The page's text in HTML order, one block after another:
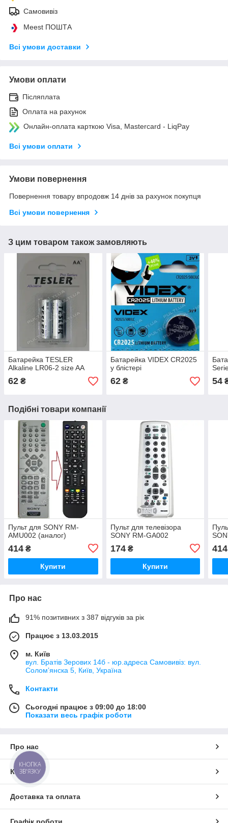
Самовивіз
Meest ПОШТА
Всі умови доставки
Умови оплати
Післяплата
Оплата на рахунок
Онлайн-оплата карткою Visa, Mastercard - LiqPay
Всі умови оплати
Умови повернення
Повернення товару впродовж 14 днів за рахунок покупця
Всі умови повернення
З цим товаром також замовляють
Батарейка TESLER
Alkaline LR06-2 size AA
62 ₴
Батарейка VIDEX CR2025
у блістері
62₴ 54
Подібні товари компанії
Пульт для SONY RM-
AMU002 (аналог)
414 ₴
Купити
Пульт для телевізора
SONY RM-GA002
174₴
Купити
414
Про нас
91% позитивних з 387 відгуків за рік
Працює з 13.03.2015
м. Київ
вул. Братів Зерових 14б - юр.адреса Самовивіз: вул.
Соломʼянска 5, Київ, Україна
Контакти
Сьогодні працює з 09:00 до 18:00
Показати весь графік роботи
Про нас
Контакти
Доставка та оплата
КНОПКА
ЗВ'ЯЗКУ